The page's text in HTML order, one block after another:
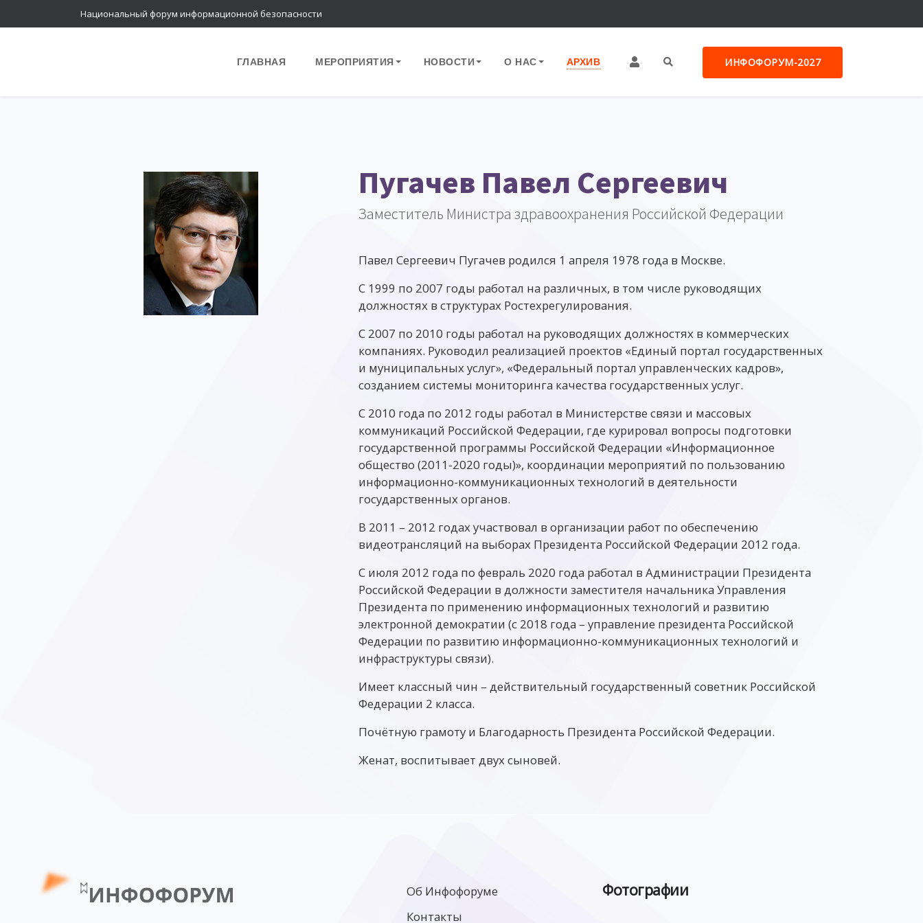
Национальный форум информационной безопасности
ГЛАВНАЯ МЕРОПРИЯТИЯ НОВОСТИ О НАС АРХИВ ИНФОФОРУМ-2027
Пугачев Павел Сергеевич
Заместитель Министра здравоохранения Российской Федерации
Павел Сергеевич Пугачев родился 1 апреля 1978 года в Москве.
С 1999 по 2007 годы работал на различных, в том числе руководящих
должностях в структурах Ростехрегулирования.
С 2007 по 2010 годы работал на руководящих должностях в коммерческих
компаниях. Руководил реализацией проектов «Единый портал государственных
и муниципальных услуг», «Федеральный портал управленческих кадров»,
созданием системы мониторинга качества государственных услуг.
С 2010 года по 2012 годы работал в Министерстве связи и массовых
коммуникаций Российской Федерации, где курировал вопросы подготовки
государственной программы Российской Федерации «Информационное
общество (2011-2020 годы)», координации мероприятий по пользованию
информационно-коммуникационных технологий в деятельности
государственных органов.
В 2011 – 2012 годах участвовал в организации работ по обеспечению
видеотрансляций на выборах Президента Российской Федерации 2012 года.
С июля 2012 года по февраль 2020 года работал в Администрации Президента
Российской Федерации в должности заместителя начальника Управления
Президента по применению информационных технологий и развитию
электронной демократии (с 2018 года – управление президента Российской
Федерации по развитию информационно-коммуникационных технологий и
инфраструктуры связи).
Имеет классный чин – действительный государственный советник Российской
Федерации 2 класса.
Почётную грамоту и Благодарность Президента Российской Федерации.
Женат, воспитывает двух сыновей.
Об Инфофоруме
Контакты
Фотографии